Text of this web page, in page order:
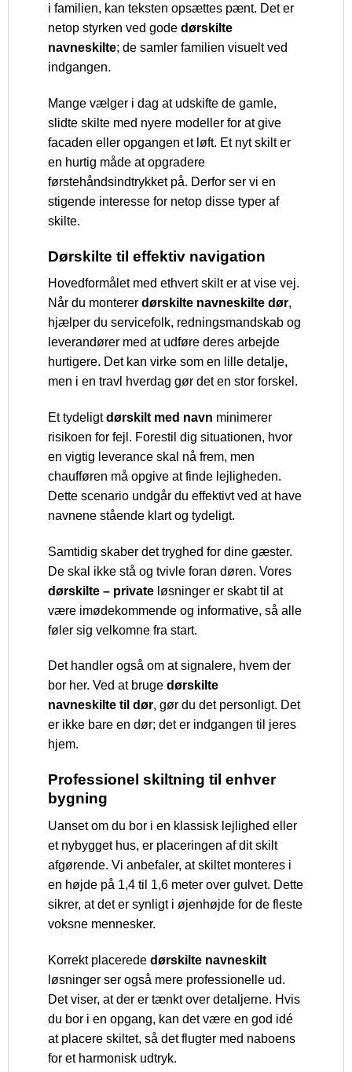
i familien, kan teksten opsættes pænt. Det er
netop styrken ved gode dørskilte
navneskilte; de samler familien visuelt ved
indgangen.
Mange vælger i dag at udskifte de gamle,
slidte skilte med nyere modeller for at give
facaden eller opgangen et løft. Et nyt skilt er
en hurtig måde at opgradere
førstehåndsindtrykket på. Derfor ser vi en
stigende interesse for netop disse typer af
skilte.
Dørskilte til effektiv navigation
Hovedformålet med ethvert skilt er at vise vej.
Når du monterer dørskilte navneskilte dør,
hjælper du servicefolk, redningsmandskab og
leverandører med at udføre deres arbejde
hurtigere. Det kan virke som en lille detalje,
men i en travl hverdag gør det en stor forskel.
Et tydeligtdørskilt med navn minimerer
risikoen for fejl. Forestil dig situationen, hvor
en vigtig leverance skal nå frem, men
chaufføren må opgive at finde lejligheden.
Dette scenario undgår du effektivt ved at have
navnene stående klart og tydeligt.
Samtidig skaber det tryghed for dine gæster.
De skal ikke stå og tvivle foran døren. Vores
dørskilte – private løsninger er skabt til at
være imødekommende og informative, så alle
føler sig velkomne fra start.
Det handler også om at signalere, hvem der
bor her. Ved at bruge dørskilte
navneskilte til dør, gør du det personligt. Det
er ikke bare en dør; det er indgangen til jeres
hjem.
Professionel skiltning til enhver
bygning
Uanset om du bor i en klassisk lejlighed eller
et nybygget hus, er placeringen af dit skilt
afgørende. Vi anbefaler, at skiltet monteres i
en højde på 1,4 til 1,6 meter over gulvet. Dette
sikrer, at det er synligt i øjenhøjde for de fleste
voksne mennesker.
Korrekt placerede dørskilte navneskilt
løsninger ser også mere professionelle ud.
Det viser, at der er tænkt over detaljerne. Hvis
du bor i en opgang, kan det være en god idé
at placere skiltet, så det flugter med naboens
for et harmonisk udtryk.